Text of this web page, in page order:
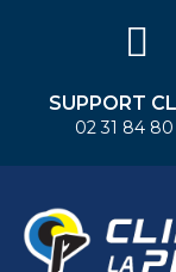
SUPPORT
02 31 84 80